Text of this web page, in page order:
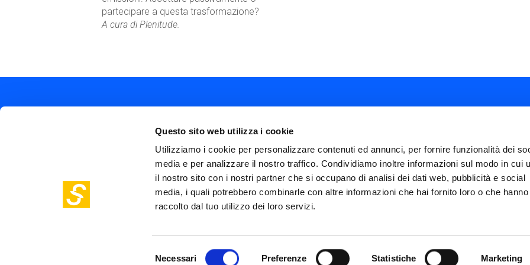
Questo sito web utilizza i cookie
Utilizziamo i cookie per personalizzare contenuti ed annunci, per fornire funzionalità dei
media e per analizzare il nostro traffico. Condividiamo inoltre informazioni sul modo in cui
il nostro sito con i nostri partner che si occupano di analisi dei dati web, pubblicità e social
media, i quali potrebbero combinarle con altre informazioni che hai fornito loro o che hanno
raccolto dal tuo utilizzo dei loro servizi.
Necessari Preferenze Statistiche Marketing
partecipare a questa trasformazione?
A cura di Plenitude.
info@steptothefuture.it
+39 02 33 020 088
Social
menu
Footer
policies
FAQ Termini e condizioni Privacy policy
Impostazioni cookies